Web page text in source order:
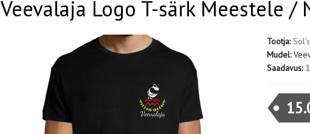
Veevalaja Logo T-särk Meestele /
Tootja:
Mudel:
Saadavus: